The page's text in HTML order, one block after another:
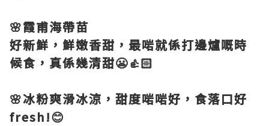
🌸霞甫海帶苗
好新鮮，鮮嫩香甜，最啱就係打邊爐嘅時
候食，真係幾清甜😬👍🏻
🌸冰粉爽滑冰涼，甜度啱啱好，食落口好
fresh!😊